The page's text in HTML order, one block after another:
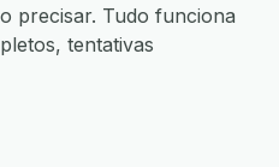
precisar. Tudo funciona
tentativas